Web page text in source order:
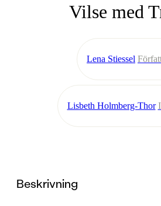
Vilse med
Lena Stiessel
Lisbeth Holmberg-Thor
Beskrivning